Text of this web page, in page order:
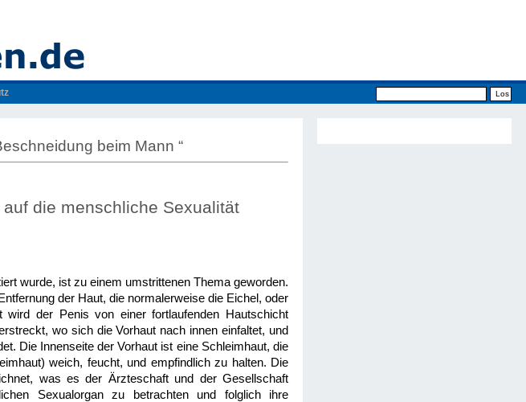
beim Mann “
die menschliche Sexualität
wurde, ist zu einem umstrittenen Thema geworden.
der Haut, die normalerweise die Eichel, oder
der Penis von einer fortlaufenden Hautschicht
wo sich die Vorhaut nach innen einfaltet, und
Die Innenseite der Vorhaut ist eine Schleimhaut, die
weich, feucht, und empfindlich zu halten. Die
was es der Ärzteschaft und der Gesellschaft
Sexualorgan zu betrachten und folglich ihre